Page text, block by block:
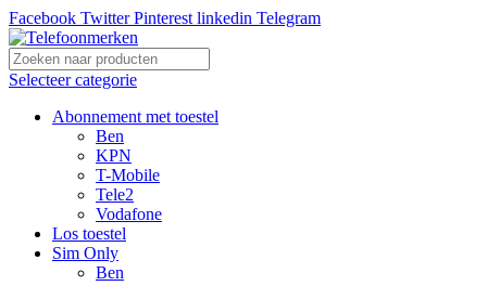
Facebook Twitter Pinterest linkedin Telegram
Selecteer categorie
Abonnement met toestel
Ben
KPN
T-Mobile
Tele2
Vodafone
Los toestel
Sim Only
Ben